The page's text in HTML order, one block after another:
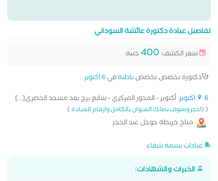
تفاصيل عيادة دكتورة عائشة السوداني
سعر الكشف:400 جنيه
دكتورة تخصص تخصصباطنةفي6 اكتوبر
6 اكتوبر
: أكتوبر - المحور المركزي - سابع برج بعد مسجد الحصري[...]
((احجز وسوف يصلك العنوان بالكامل وارقام العيادة)
متاح خريطة جوجل عند الحجز
عيادات بسمه شفاء
الخبرات والشهادات: